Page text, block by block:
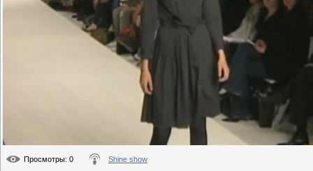
Просмотры: 0 Shine show